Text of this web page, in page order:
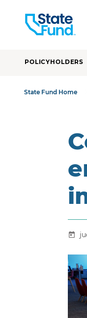
POLICYHOLDERS
State Fund Home